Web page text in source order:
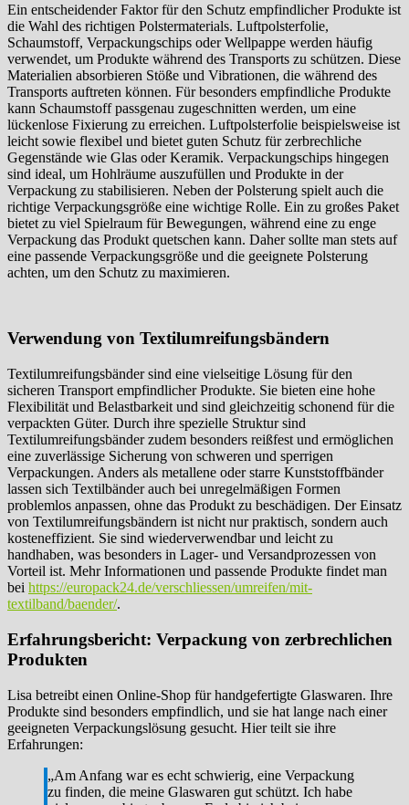
Ein entscheidender Faktor für den Schutz empfindlicher Produkte ist
die Wahl des richtigen Polstermaterials. Luftpolsterfolie,
Schaumstoff, Verpackungschips oder Wellpappe werden häufig
verwendet, um Produkte während des Transports zu schützen. Diese
Materialien absorbieren Stöße und Vibrationen, die während des
Transports auftreten können. Für besonders empfindliche Produkte
kann Schaumstoff passgenau zugeschnitten werden, um eine
lückenlose Fixierung zu erreichen. Luftpolsterfolie beispielsweise ist
leicht sowie flexibel und bietet guten Schutz für zerbrechliche
Gegenstände wie Glas oder Keramik. Verpackungschips hingegen
sind ideal, um Hohlräume auszufüllen und Produkte in der
Verpackung zu stabilisieren. Neben der Polsterung spielt auch die
richtige Verpackungsgröße eine wichtige Rolle. Ein zu großes Paket
bietet zu viel Spielraum für Bewegungen, während eine zu enge
Verpackung das Produkt quetschen kann. Daher sollte man stets auf
eine passende Verpackungsgröße und die geeignete Polsterung
achten, um den Schutz zu maximieren.
Verwendung von Textilumreifungsbändern
Textilumreifungsbänder sind eine vielseitige Lösung für den
sicheren Transport empfindlicher Produkte. Sie bieten eine hohe
Flexibilität und Belastbarkeit und sind gleichzeitig schonend für die
verpackten Güter. Durch ihre spezielle Struktur sind
Textilumreifungsbänder zudem besonders reißfest und ermöglichen
eine zuverlässige Sicherung von schweren und sperrigen
Verpackungen. Anders als metallene oder starre Kunststoffbänder
lassen sich Textilbänder auch bei unregelmäßigen Formen
problemlos anpassen, ohne das Produkt zu beschädigen. Der Einsatz
von Textilumreifungsbändern ist nicht nur praktisch, sondern auch
kosteneffizient. Sie sind wiederverwendbar und leicht zu
handhaben, was besonders in Lager- und Versandprozessen von
Vorteil ist. Mehr Informationen und passende Produkte findet man
bei https://europack24.de/verschliessen/umreifen/mit-
textilband/baender/.
Erfahrungsbericht: Verpackung von zerbrechlichen
Produkten
Lisa betreibt einen Online-Shop für handgefertigte Glaswaren. Ihre
Produkte sind besonders empfindlich, und sie hat lange nach einer
geeigneten Verpackungslösung gesucht. Hier teilt sie ihre
Erfahrungen:
„Am Anfang war es echt schwierig, eine Verpackung
zu finden, die meine Glaswaren gut schützt. Ich habe